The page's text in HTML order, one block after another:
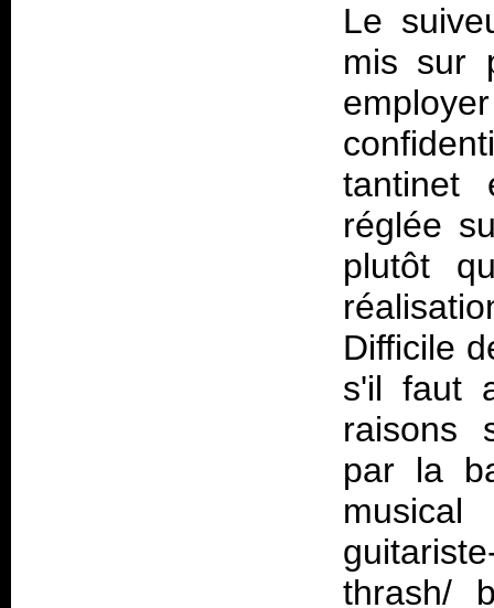
Le
mis sur
tantinet
réglée
plutôt
Difficile
s'il faut
raisons
par la
thrash/